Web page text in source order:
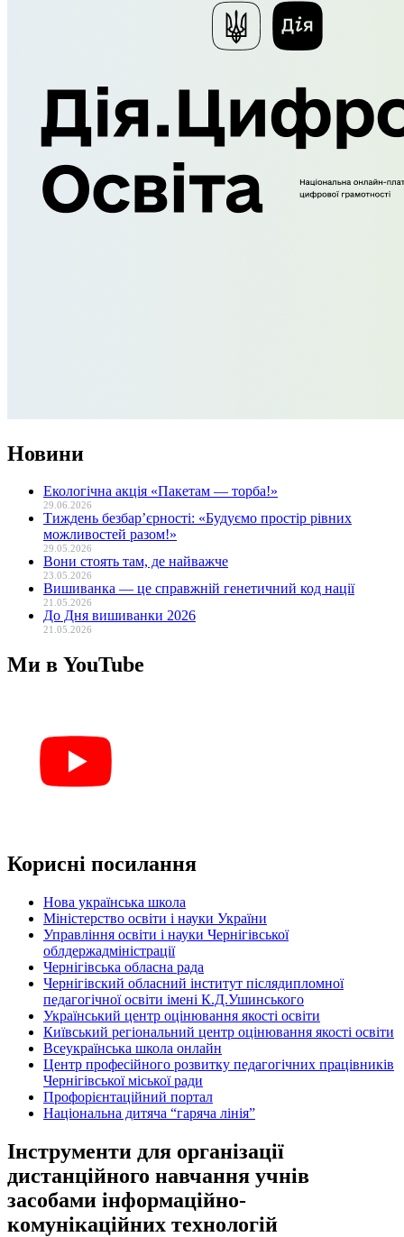
Новини
Екологічна акція «Пакетам — торба!»
29.06.2026
Тиждень безбар’єрності: «Будуємо простір рівних
можливостей разом!»
29.05.2026
Вони стоять там, де найважче
23.05.2026
Вишиванка — це справжній генетичний код нації
21.05.2026
До Дня вишиванки 2026
21.05.2026
Ми в YouTube
Корисні посилання
Нова українська школа
Міністерство освіти і науки України
Управління освіти і науки Чернігівської
облдержадміністрації
Чернігівська обласна рада
Чернігівский обласний інститут післядипломної
педагогічної освіти імені К.Д.Ушинського
Український центр оцінювання якості освіти
Київський регіональний центр оцінювання якості освіти
Всеукраїнська школа онлайн
Центр професійного розвитку педагогічних працівників
Чернігівської міської ради
Профорієнтаційний портал
Національна дитяча “гаряча лінія”
Інструменти для організації
дистанційного навчання учнів
засобами інформаційно-
комунікаційних технологій